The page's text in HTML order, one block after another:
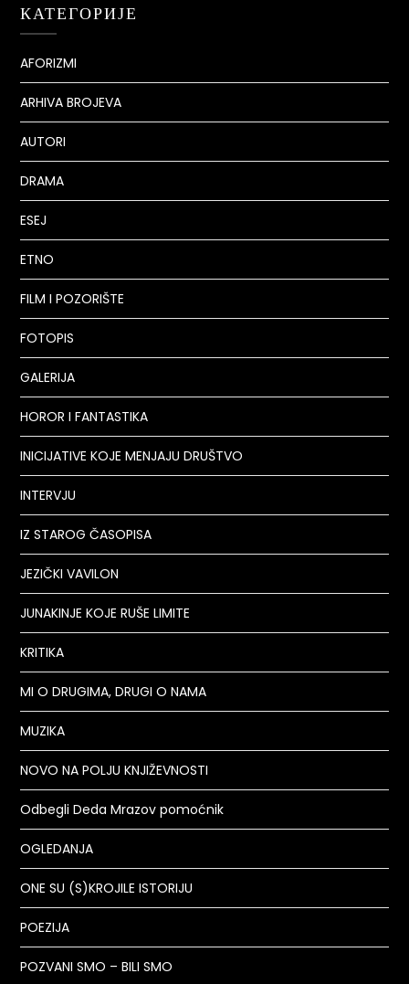
КАТЕГОРИЈЕ
AFORIZMI
ARHIVA BROJEVA
AUTORI
DRAMA
ESEJ
ETNO
FILM I POZORIŠTE
FOTOPIS
GALERIJA
HOROR I FANTASTIKA
INICIJATIVE KOJE MENJAJU DRUŠTVO
INTERVJU
IZ STAROG ČASOPISA
JEZIČKI VAVILON
JUNAKINJE KOJE RUŠE LIMITE
KRITIKA
MI O DRUGIMA, DRUGI O NAMA
MUZIKA
NOVO NA POLJU KNJIŽEVNOSTI
Odbegli Deda Mrazov pomoćnik
OGLEDANJA
ONE SU (S)KROJILE ISTORIJU
POEZIJA
POZVANI SMO – BILI SMO